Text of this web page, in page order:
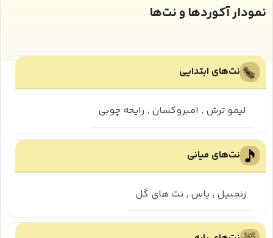
نمودار آکوردها و نت‌ها
نت‌های ابتدایی
لیمو ترش , امبروکسان , رایحه چوبی
نت‌های میانی
زنجبیل , یاس , نت های گل